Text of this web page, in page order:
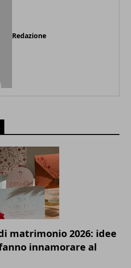
Redazione
matrimonio 2026: idee
innamorare al